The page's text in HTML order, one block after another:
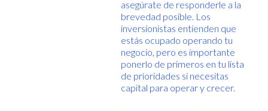
asegúrate de responderle a la
brevedad posible. Los
inversionistas entienden que
estás ocupado operando tu
negocio, pero es importante
ponerlo de primeros en tu lista
de prioridades si necesitas
capital para operar y crecer.